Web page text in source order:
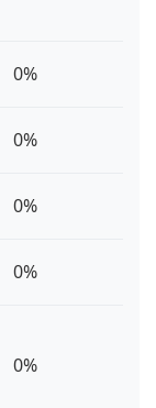
0%
0%
0%
0%
0%